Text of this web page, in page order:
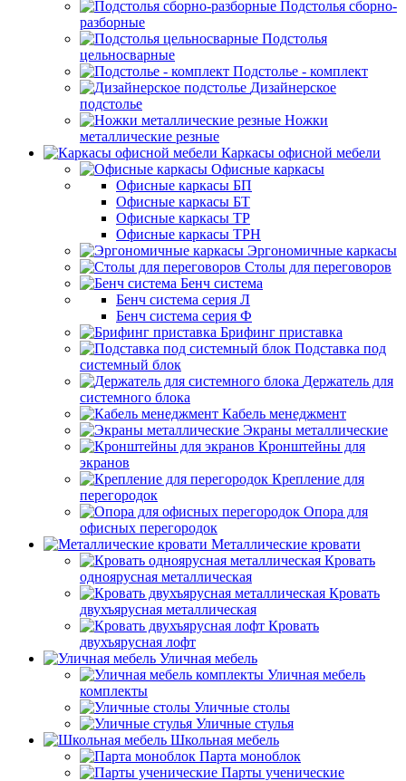
Подстолья сборно-
разборные
Подстолья
цельносварные
Подстолье - комплект
Дизайнерское
подстолье
Ножки
металлические резные
Каркасы офисной мебели
Офисные каркасы
Офисные каркасы БП
Офисные каркасы БТ
Офисные каркасы ТР
Офисные каркасы ТРН
Эргономичные каркасы
Столы для переговоров
Бенч система
Бенч система серия Л
Бенч система серия Ф
Брифинг приставка
Подставка под
системный блок
Держатель для
системного блока
Кабель менеджмент
Экраны металлические
Кронштейны для
экранов
Крепление для
перегородок
Опора для
офисных перегородок
Металлические кровати
Кровать
одноярусная металлическая
Кровать
двухъярусная металлическая
Кровать
двухъярусная лофт
Уличная мебель
Уличная мебель
комплекты
Уличные столы
Уличные стулья
Школьная мебель
Парта моноблок
Парты ученические